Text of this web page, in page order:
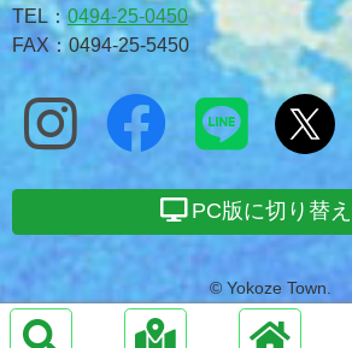
TEL：0494-25-0450
FAX：0494-25-5450
PC版に切り替
© Yokoze Town.